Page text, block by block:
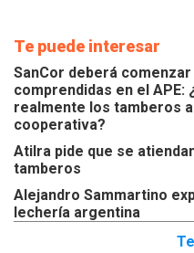
Te puede interesar
SanCor deberá
comprendidas en el APE:
realmente los tamberos
cooperativa?
Atilra pide que se
tamberos
Alejandro Sammartino
lechería argentina